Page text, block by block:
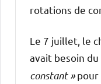
rotations de
Le 7 juillet, le
avait besoin du
constant »pour